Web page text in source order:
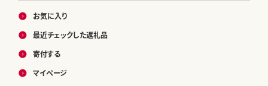
お気に入り
最近チェックした返礼品
寄付する
マイページ